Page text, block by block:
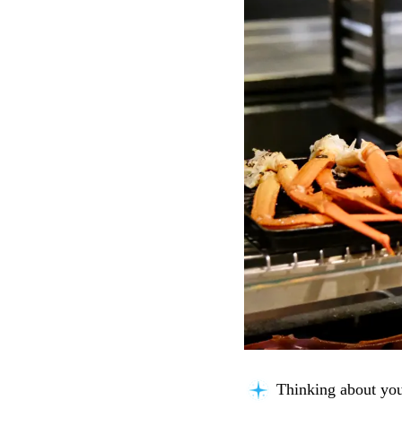
Thinking about